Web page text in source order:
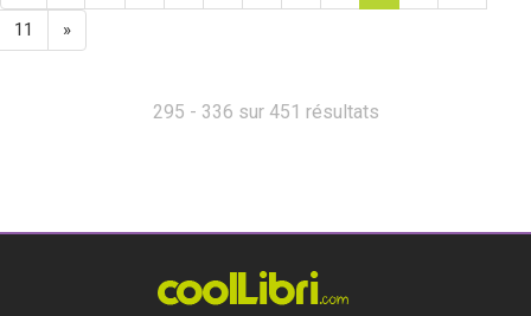
11
»
295 - 336 sur 451 résultats